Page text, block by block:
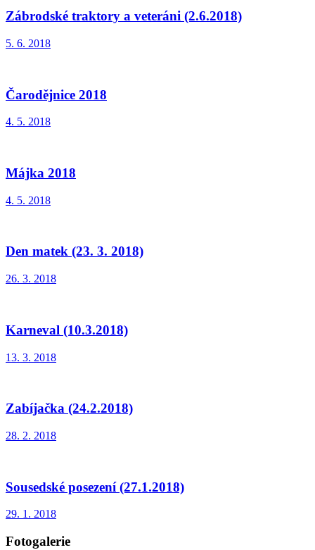
Zábrodské traktory a veteráni (2.6.2018)
5. 6. 2018
Čarodějnice 2018
4. 5. 2018
Májka 2018
4. 5. 2018
Den matek (23. 3. 2018)
26. 3. 2018
Karneval (10.3.2018)
13. 3. 2018
Zabíjačka (24.2.2018)
28. 2. 2018
Sousedské posezení (27.1.2018)
29. 1. 2018
Fotogalerie